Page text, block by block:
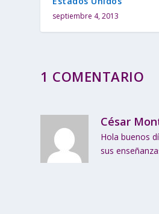
septiembre 4, 2013
1 COMENTARIO
César
Hola buenos
sus